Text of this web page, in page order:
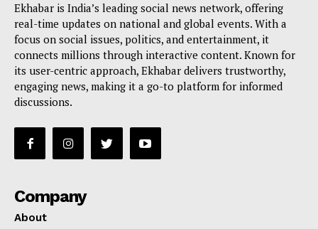
Ekhabar is India’s leading social news network, offering
real-time updates on national and global events. With a
focus on social issues, politics, and entertainment, it
connects millions through interactive content. Known for
its user-centric approach, Ekhabar delivers trustworthy,
engaging news, making it a go-to platform for informed
discussions.
Company
About